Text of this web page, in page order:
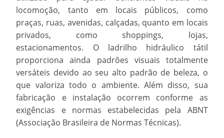
locomoção, tanto em locais públicos, como
praças, ruas, avenidas, calçadas, quanto em locais
privados, como shoppings, lojas,
estacionamentos. O ladrilho hidráulico tátil
proporciona ainda padrões visuais totalmente
versáteis devido ao seu alto padrão de beleza, o
que valoriza todo o ambiente. Além disso, sua
fabricação e instalação ocorrem conforme as
exigências e normas estabelecidas pela ABNT
(Associação Brasileira de Normas Técnicas).